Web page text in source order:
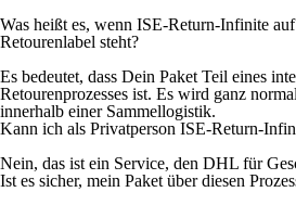
Was heißt es, wenn ISE-Return-Infinite
Retourenlabel steht?
Es bedeutet, dass Dein Paket Teil eines
Retourenprozesses ist. Es wird ganz
innerhalb einer Sammellogistik.
Kann ich als Privatperson ISE-Return-
Nein, das ist ein Service, den DHL für
Ist es sicher, mein Paket über diesen